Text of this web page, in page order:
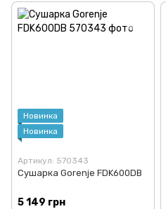
Новинка
Новинка
Артикул: 570343
Сушарка Gorenje FDK600DB
5 149 грн